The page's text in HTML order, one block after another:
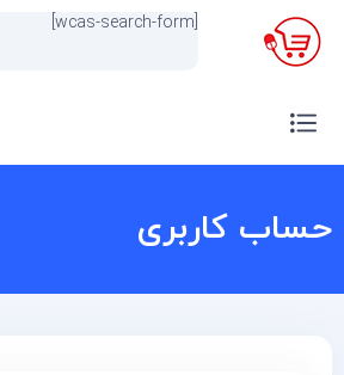
[wcas-search-form] ×
حساب کاربری